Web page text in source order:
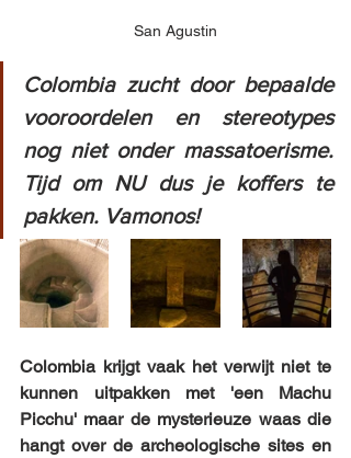
San Agustin
Colombia zucht door bepaalde
vooroordelen en stereotypes
nog niet onder massatoerisme.
Tijd om NU dus je koffers te
pakken. Vamonos!
Colombia krijgt vaak het verwijt niet te
kunnen uitpakken met 'een Machu
Picchu' maar de mysterieuze waas die
hangt over de archeologische sites en